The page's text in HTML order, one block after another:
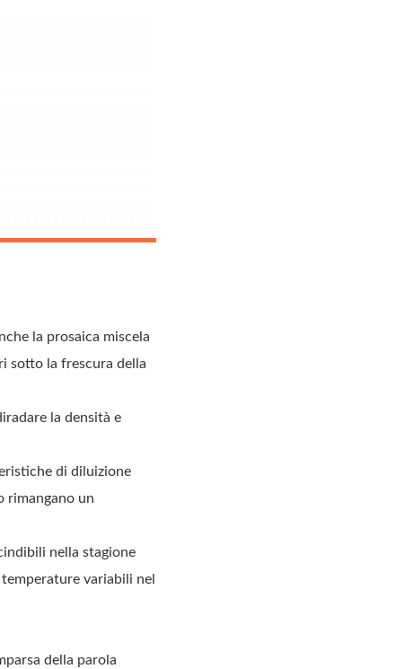
la prosaica miscela
sotto la frescura della
la densità e
di diluizione
rimangano un
nella stagione
variabili nel
della parola